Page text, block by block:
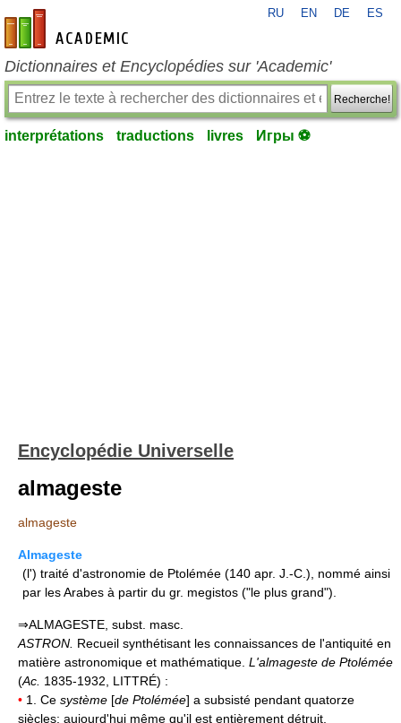
fr-academic.com
RU EN DE ES
Dictionnaires et Encyclopédies sur 'Academic'
Recherche!
interprétations traductions livres Игры ⚽
Encyclopédie Universelle
almageste
almageste
Almageste
(l') traité d'astronomie de Ptolémée (140 apr. J.-C.), nommé ainsi
par les Arabes à partir du gr. megistos ("le plus grand").
⇒ALMAGESTE, subst. masc.
ASTRON. Recueil synthétisant les connaissances de l'antiquité en
matière astronomique et mathématique. L'almageste de Ptolémée
(Ac. 1835-1932, LITTRÉ) :
• 1. Ce système [de Ptolémée] a subsisté pendant quatorze
siècles; aujourd'hui même qu'il est entièrement détruit,